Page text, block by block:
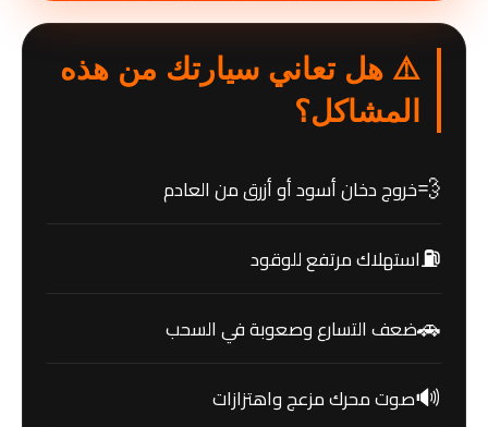
⚠️ هل تعاني سيارتك من هذه
المشاكل؟
💨خروج دخان أسود أو أزرق من العادم
⛽استهلاك مرتفع للوقود
🚗ضعف التسارع وصعوبة في السحب
🔊صوت محرك مزعج واهتزازات